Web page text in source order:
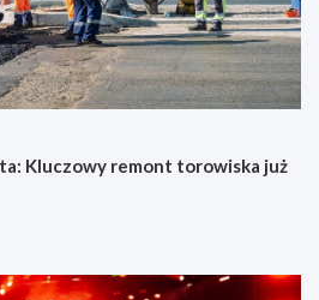
Kluczowy remont torowiska już